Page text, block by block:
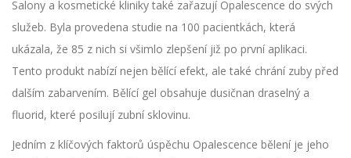
Salony a kosmetické kliniky také zařazují Opalescence do svých
služeb. Byla provedena studie na 100 pacientkách, která
ukázala, že 85 z nich si všimlo zlepšení již po první aplikaci.
Tento produkt nabízí nejen bělící efekt, ale také chrání zuby před
dalším zabarvením. Bělící gel obsahuje dusičnan draselný a
fluorid, které posilují zubní sklovinu.
Jedním z klíčových faktorů úspěchu Opalescence bělení je jeho